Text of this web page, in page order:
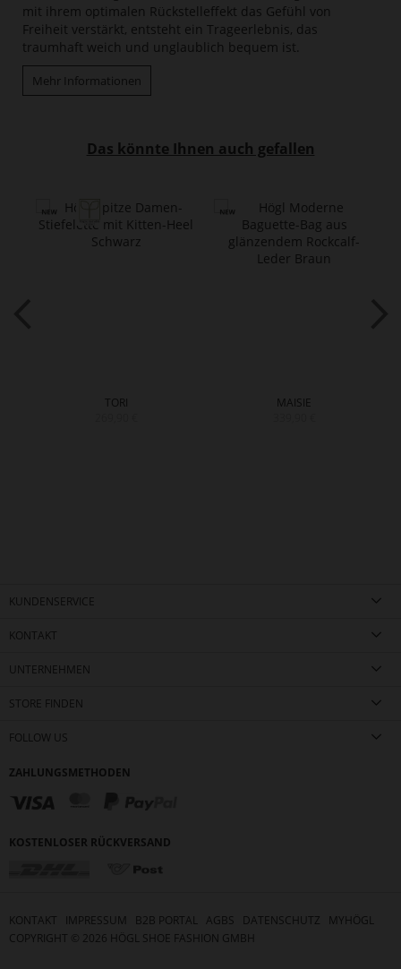
mit ihrem optimalen Rückstelleffekt das Gefühl von
Freiheit verstärkt, entsteht ein Trageerlebnis, das
traumhaft weich und unglaublich bequem ist.
Mehr Informationen
Das könnte Ihnen auch gefallen
TORI
MAISIE
KUNDENSERVICE
KONTAKT
UNTERNEHMEN
STORE FINDEN
FOLLOW US
ZAHLUNGSMETHODEN
KOSTENLOSER RÜCKVERSAND
KONTAKT IMPRESSUM B2B PORTAL AGBS DATENSCHUTZ
MYHÖGL
COPYRIGHT © 2026 HÖGL SHOE FASHION GMBH